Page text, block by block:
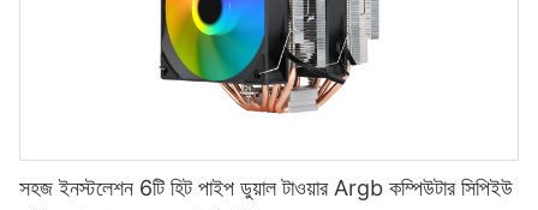
সহজ ইনস্টলেশন 6টি হিট পাইপ ডুয়াল টাওয়ার Argb কম্পিউটার সিপিইউ